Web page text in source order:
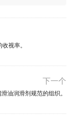
视率。
下一个
油润滑剂规范的组织。